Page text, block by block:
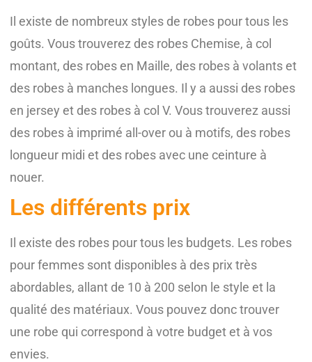
Il existe de nombreux styles de robes pour tous les
goûts. Vous trouverez des robes Chemise, à col
montant, des robes en Maille, des robes à volants et
des robes à manches longues. Il y a aussi des robes
en jersey et des robes à col V. Vous trouverez aussi
des robes à imprimé all-over ou à motifs, des robes
longueur midi et des robes avec une ceinture à
nouer.
Les différents prix
Il existe des robes pour tous les budgets. Les robes
pour femmes sont disponibles à des prix très
abordables, allant de 10 à 200 selon le style et la
qualité des matériaux. Vous pouvez donc trouver
une robe qui correspond à votre budget et à vos
envies.